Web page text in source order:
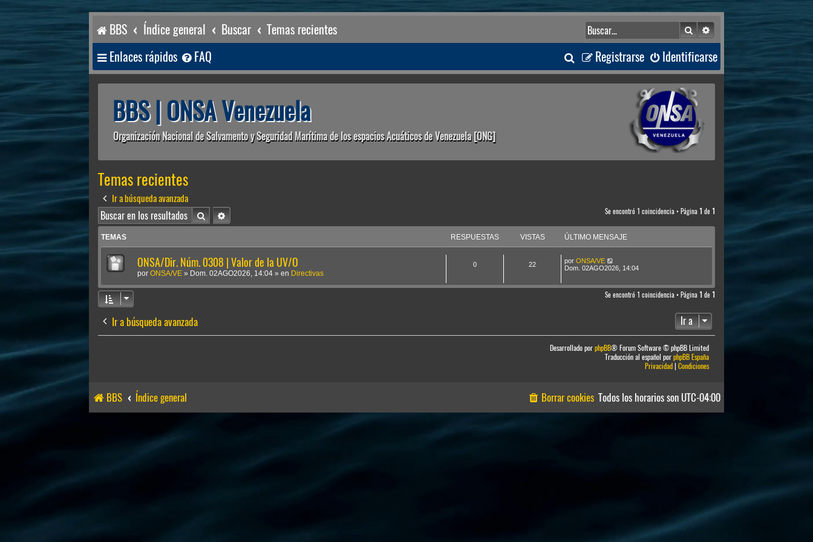
BBS Índice general Buscar Temas recientes BuscarBúsqueda avanzada
Enlaces rápidos FAQ Identificarse
Registrarse
B
u
a
BBS | ONSA Venezuela
Organización Nacional de Salvamento y Seguridad Marítima de los espacios Acuáticos de Venezuela [ONG]
Temas recientes
Ir a búsqueda avanzada
BuscarBúsqueda avanzada Se encontró 1 coincidencia • Página 1 de 1
TEMAS RESPUESTAS VISTAS ÚLTIMO MENSAJE
ONSA/Dir. Núm. 0308 | Valor de la UV/O
por ONSA/VE » Dom. 02AGO2026, 14:04 » en Directivas
0 22 por ONSA/VE
Dom. 02AGO2026, 14:04
Se encontró 1 coincidencia • Página 1 de 1
Ir a búsqueda avanzada Ir a
Desarrollado porphpBB® Forum Software © phpBB Limited
Traducción al español porphpBB España
Privacidad| Condiciones
BBS Índice general Todos los horarios son UTC-04:00
Borrar cookies